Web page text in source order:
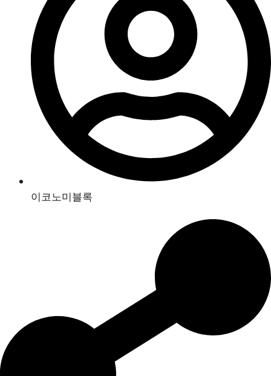
이코노미블록